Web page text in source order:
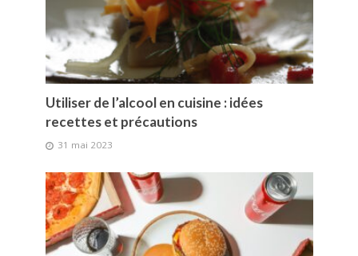
Utiliser de l’alcool en cuisine : idées
recettes et précautions
31 mai 2023